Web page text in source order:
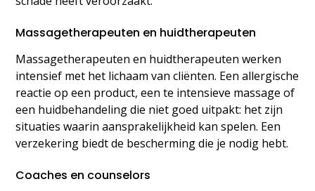
Massagetherapeuten en huidtherapeuten
Massagetherapeuten en huidtherapeuten werken
intensief met het lichaam van cliënten. Een allergische
reactie op een product, een te intensieve massage of
een huidbehandeling die niet goed uitpakt: het zijn
situaties waarin aansprakelijkheid kan spelen. Een
verzekering biedt de bescherming die je nodig hebt.
Coaches en counselors